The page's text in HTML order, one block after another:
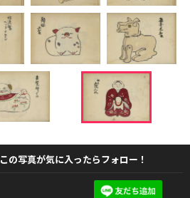
この写真が気に入ったらフォロー！